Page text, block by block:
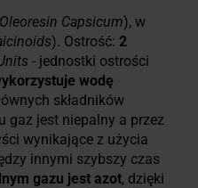
Oleoresin Capsicum), w
). Ostrość: 2
- jednostki ostrości
wodę
składników
gaz jest niepalny a przez
wynikające z użycia
innymi szybszy czas
gazu jest azot, dzięki